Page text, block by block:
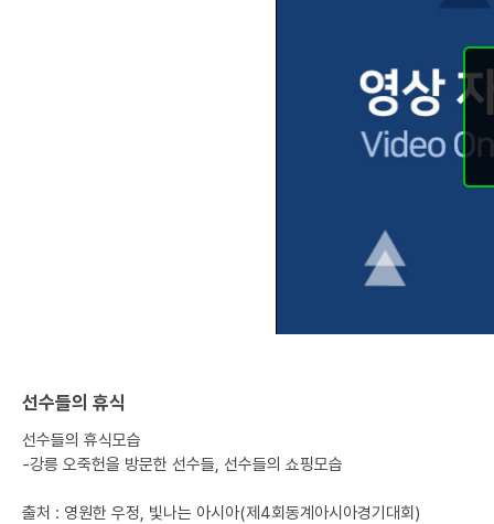
선수들의 휴식
선수들의 휴식모습
-강릉 오죽헌을 방문한 선수들, 선수들의 쇼핑모습
출처 : 영원한 우정, 빛나는 아시아(제4회동계아시아경기대회)